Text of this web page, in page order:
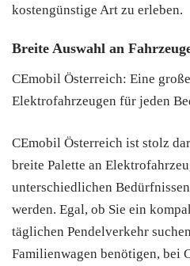
kostengünstige Art zu erleben.
Breite Auswahl an
CEmobil Österreich: Eine
Elektrofahrzeugen für jeden
CEmobil Österreich ist stolz
breite Palette an
unterschiedlichen
werden. Egal, ob Sie ein
täglichen Pendelverkehr
Familienwagen benötigen, bei